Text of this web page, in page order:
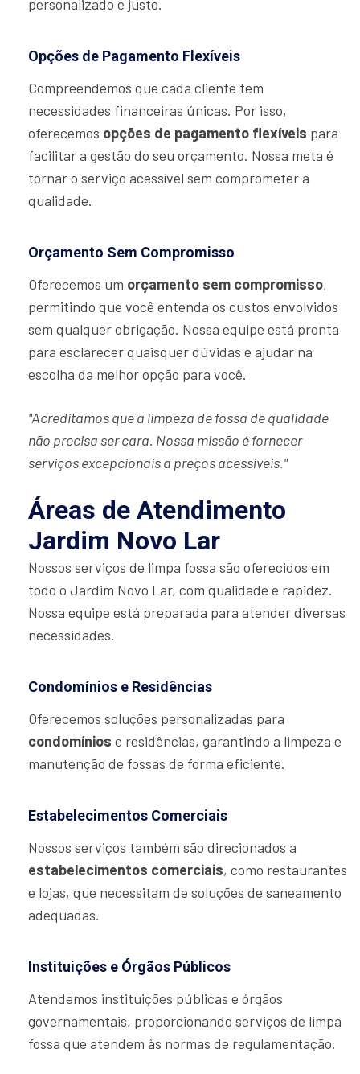
personalizado e justo.
Opções de Pagamento Flexíveis
Compreendemos que cada cliente tem
necessidades financeiras únicas. Por isso,
oferecemos opções de pagamento flexíveis para
facilitar a gestão do seu orçamento. Nossa meta é
tornar o serviço acessível sem comprometer a
qualidade.
Orçamento Sem Compromisso
Oferecemos um orçamento sem compromisso,
permitindo que você entenda os custos envolvidos
sem qualquer obrigação. Nossa equipe está pronta
para esclarecer quaisquer dúvidas e ajudar na
escolha da melhor opção para você.
"Acreditamos que a limpeza de fossa de qualidade
não precisa ser cara. Nossa missão é fornecer
serviços excepcionais a preços acessíveis."
Áreas de Atendimento
Jardim Novo Lar
Nossos serviços de limpa fossa são oferecidos em
todo o Jardim Novo Lar, com qualidade e rapidez.
Nossa equipe está preparada para atender diversas
necessidades.
Condomínios e Residências
Oferecemos soluções personalizadas para
condomínios e residências, garantindo a limpeza e
manutenção de fossas de forma eficiente.
Estabelecimentos Comerciais
Nossos serviços também são direcionados a
estabelecimentos comerciais, como restaurantes
e lojas, que necessitam de soluções de saneamento
adequadas.
Instituições e Órgãos Públicos
Atendemos instituições públicas e órgãos
governamentais, proporcionando serviços de limpa
fossa que atendem às normas de regulamentação.